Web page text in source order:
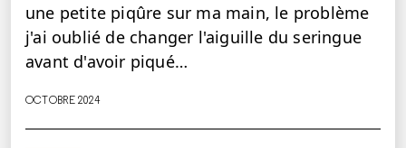
une petite piqûre sur ma main, le problème
j'ai oublié de changer l'aiguille du seringue
avant d'avoir piqué…
OCTOBRE 2024